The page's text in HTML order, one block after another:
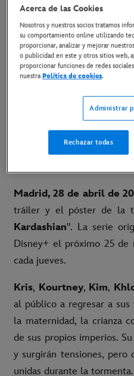
ESTRENO DE
TEMPORADA
28 de abril de 2023
Link
Madrid, 28 de abril de
tráiler y el póster de la
Kardashian". La serie
Disney+ el próximo 25 de
cada jueves.
Kris, Kourtney, Kim,
al público a regresar a sus
la maternidad, la crianza
de sus propios imperios.
y surgirán tensiones, pero
unidas durante la tormenta.
Acerca de las Cookies
Nosotros y nuestros socios tratamos
su comportamiento online utilizando
proporcionar, analizar y mejorar
o publicidad en este y otros sitios web,
proporcionar funciones de redes
nuestraPolítica de cookies.
Administrar
Rechazar todas